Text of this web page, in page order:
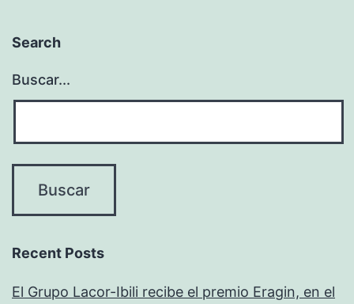
Search
Buscar...
Recent Posts
El Grupo Lacor-Ibili recibe el premio Eragin, en el